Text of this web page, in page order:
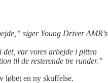
siger Young Driver AMR’s
var vores arbejde i pitten
til de resterende tre runder.”
løbet en ny skuffelse.